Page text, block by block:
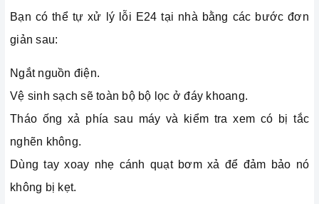
Bạn có thể tự xử lý lỗi E24 tại nhà bằng các bước đơn
giản sau:
Ngắt nguồn điện.
Vệ sinh sạch sẽ toàn bộ bộ lọc ở đáy khoang.
Tháo ống xả phía sau máy và kiểm tra xem có bị tắc
nghẽn không.
Dùng tay xoay nhẹ cánh quạt bơm xả để đảm bảo nó
không bị kẹt.